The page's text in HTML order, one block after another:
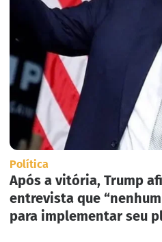
Política
Após a vitória, Trump
entrevista que
para implementar seu